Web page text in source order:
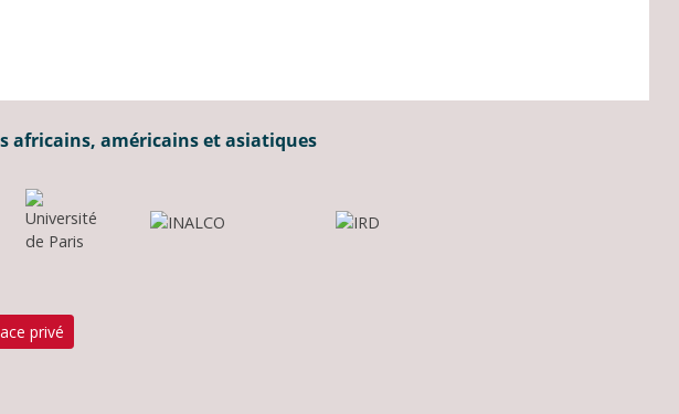
africains, américains et asiatiques
privé